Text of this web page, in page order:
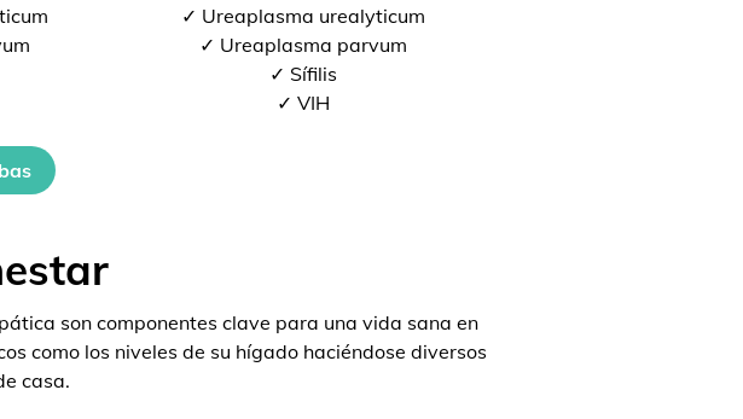
✓ Ureaplasma urealyticum
✓ Ureaplasma parvum
✓ Sífilis
✓ VIH
son componentes clave para una vida sana en
como los niveles de su hígado haciéndose diversos
casa.